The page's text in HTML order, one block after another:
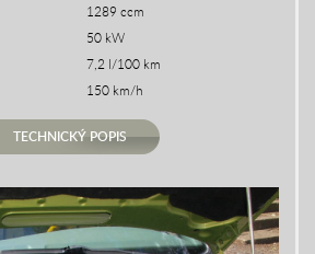
1289 ccm
50 kW
7,2 l/100 km
150 km/h
TECHNICKÝ POPIS